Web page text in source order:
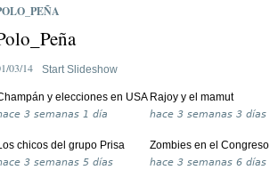
03/14 Start Slideshow
y elecciones en USA
3 semanas 1 día
Rajoy y el mamut
hace 3 semanas 3 días
chicos del grupo Prisa
3 semanas 5 días
Zombies en el Congreso
hace 3 semanas 6 días